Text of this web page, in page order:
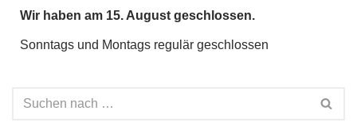
Wir haben am 15. August geschlossen.
Sonntags und Montags regulär geschlossen